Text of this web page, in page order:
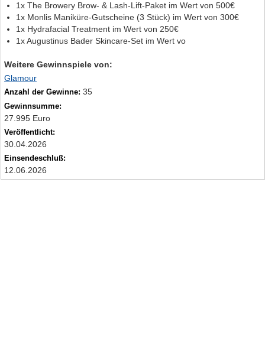
1x The Browery Brow- & Lash-Lift-Paket im Wert von 500€
1x Monlis Maniküre-Gutscheine (3 Stück) im Wert von 300€
1x Hydrafacial Treatment im Wert von 250€
1x Augustinus Bader Skincare-Set im Wert vo
Weitere Gewinnspiele von:
Glamour
Anzahl der Gewinne: 35
Gewinnsumme:
27.995 Euro
Veröffentlicht:
30.04.2026
Einsendeschluß:
12.06.2026